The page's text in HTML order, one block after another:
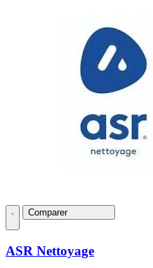
Comparer
ASR Nettoyage